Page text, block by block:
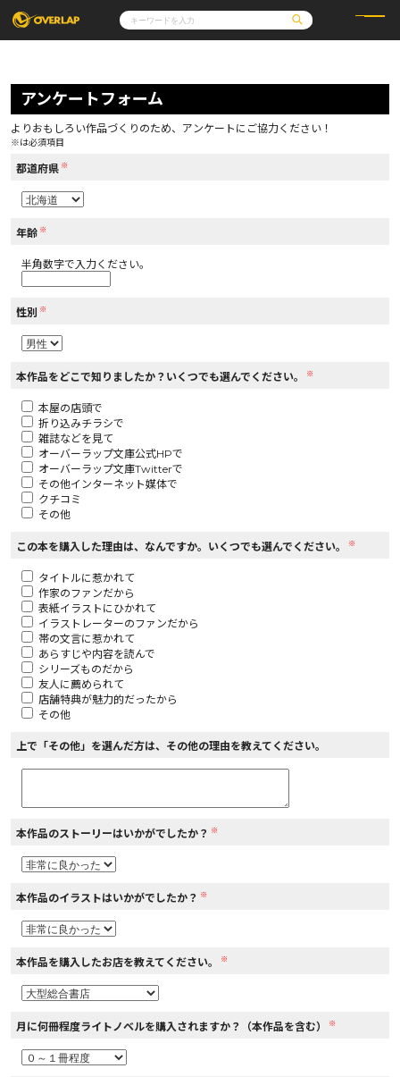
コミック
コミックガルド
コミッククリエ
LiQulle
ラブパルフェ
ライトノベル
ロサージュノベルス
その他
コミックエッセイ
通販・NEWS
OVERLAP STORE
アクセス
オーバーラップホールディングス
コミックパルフェ
閉じる
アンケートフォーム
よりおもしろい作品づくりのため、アンケートにご協力ください！
※は必須項目
都道府県 ※
年齢 ※
半角数字で入力ください。
性別 ※
本作品をどこで知りましたか？いくつでも選んでください。 ※
本屋の店頭で
折り込みチラシで
雑誌などを見て
オーバーラップ文庫公式HPで
オーバーラップ文庫Twitterで
その他インターネット媒体で
クチコミ
その他
この本を購入した理由は、なんですか。いくつでも選んでください。 ※
タイトルに惹かれて
作家のファンだから
表紙イラストにひかれて
イラストレーターのファンだから
帯の文言に惹かれて
あらすじや内容を読んで
シリーズものだから
友人に薦められて
店舗特典が魅力的だったから
その他
上で「その他」を選んだ方は、その他の理由を教えてください。
本作品のストーリーはいかがでしたか？ ※
本作品のイラストはいかがでしたか？ ※
本作品を購入したお店を教えてください。 ※
月に何冊程度ライトノベルを購入されますか？（本作品を含む） ※